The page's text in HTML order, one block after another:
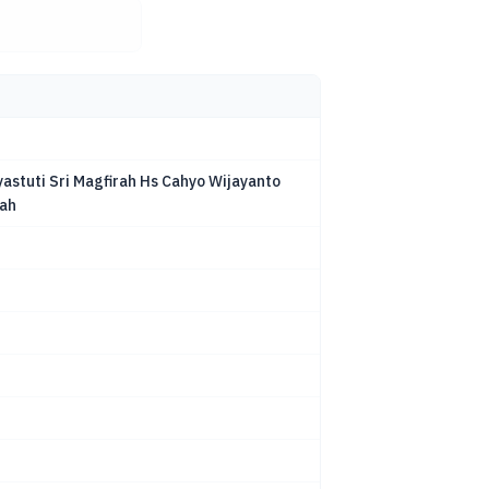
Sri Magfirah Hs Cahyo Wijayanto